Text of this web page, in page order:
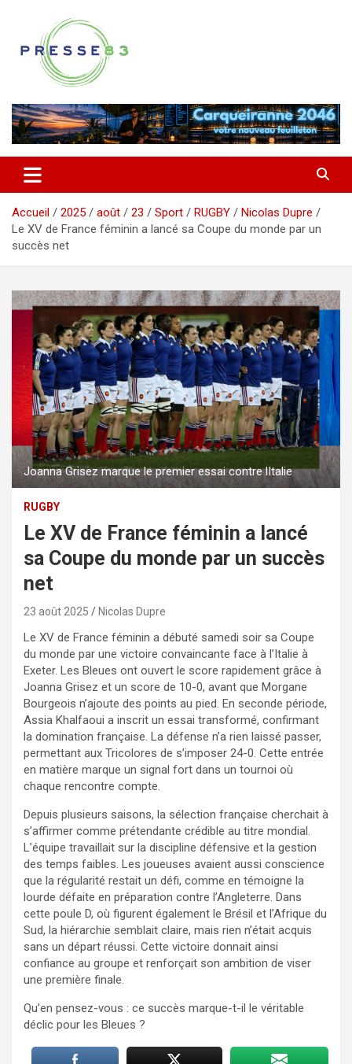
contenu
Presse 83
Accueil 2025 août 23 Sport RUGBY
Nicolas Dupre
Le XV de France féminin a lancé sa Coupe du monde par un
succès net
Joanna Grisez marque le premier essai contre lItalie
RUGBY
Le XV de France féminin a lancé
sa Coupe du monde par un succès
net
23 août 2025 Nicolas Dupre
Le XV de France féminin a débuté samedi soir sa Coupe
du monde par une victoire convaincante face à l’Italie à
Exeter. Les Bleues ont ouvert le score rapidement grâce à
Joanna Grisez et un score de 10-0, avant que Morgane
Bourgeois n’ajoute des points au pied. En seconde période,
Assia Khalfaoui a inscrit un essai transformé, confirmant
la domination française. La défense n’a rien laissé passer,
permettant aux Tricolores de s’imposer 24-0. Cette entrée
en matière marque un signal fort dans un tournoi où
chaque rencontre compte.
Depuis plusieurs saisons, la sélection française cherchait à
s’affirmer comme prétendante crédible au titre mondial.
L’équipe travaillait sur la discipline défensive et la gestion
des temps faibles. Les joueuses avaient aussi conscience
que la régularité restait un défi, comme en témoigne la
lourde défaite en préparation contre l’Angleterre. Dans
cette poule D, où figurent également le Brésil et l’Afrique du
Sud, la hiérarchie semblait claire, mais rien n’était acquis
sans un départ réussi. Cette victoire donnait ainsi
confiance au groupe et renforçait son ambition de viser
une première finale.
Qu’en pensez-vous : ce succès marque-t-il le véritable
déclic pour les Bleues ?